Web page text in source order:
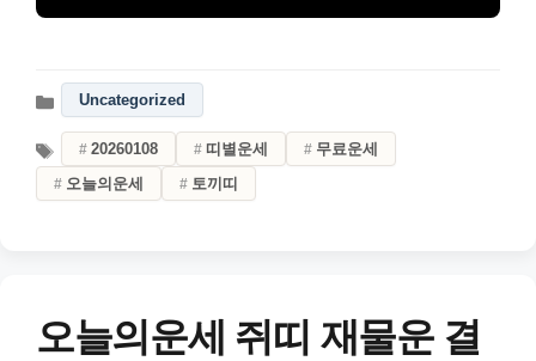
Uncategorized
20260108 띠별운세
무료운세
오늘의운세
토끼띠
오늘의운세 쥐띠 재물운 결